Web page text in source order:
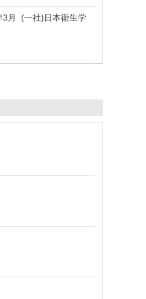
3月 (一社)日本衛生学